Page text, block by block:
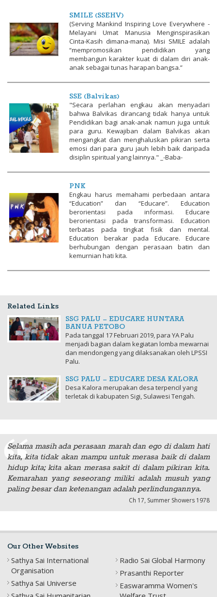
SMILE (SSEHV)
(Serving Mankind Inspiring Love Everywhere -
Melayani Umat Manusia Menginspirasikan
Cinta-Kasih dimana-mana). Misi SMILE adalah
“mempromosikan pendidikan yang
membangun karakter kuat di dalam diri anak-
anak sebagai tunas harapan bangsa.”
SSE (Balvikas)
"Secara perlahan engkau akan menyadari
bahwa Balvikas dirancang tidak hanya untuk
Pendidikan bagi anak-anak namun juga untuk
para guru. Kewajiban dalam Balvikas akan
mengangkat dan menghaluskan pikiran serta
emosi dari para guru jauh lebih baik daripada
disiplin spiritual yang lainnya." _-Baba-
PNK
Engkau harus memahami perbedaan antara
“Education” dan “Educare”. Education
berorientasi pada informasi. Educare
berorientasi pada transformasi. Education
terbatas pada tingkat fisik dan mental.
Education berakar pada Educare. Educare
berhubungan dengan perasaan batin dan
kemurnian hati kita.
Related Links
SSG PALU – EDUCARE HUNTARA
BANUA PETOBO
Pada tanggal 17 Februari 2019, para YA Palu
menjadi bagian dalam kegiatan lomba mewarnai
dan mendongeng yang dilaksanakan oleh LPSSI
Palu.
SSG PALU – EDUCARE DESA KALORA
Desa Kalora merupakan desa terpencil yang
terletak di kabupaten Sigi, Sulawesi Tengah.
Selama masih ada perasaan marah dan ego di dalam hati
kita, kita tidak akan mampu untuk merasa baik di dalam
hidup kita; kita akan merasa sakit di dalam pikiran kita.
Kemarahan yang seseorang miliki adalah musuh yang
paling besar dan ketenangan adalah perlindungannya.
Ch 17, Summer Showers 1978
Our Other Websites
Sathya Sai International
Organisation
Sathya Sai Universe
Radio Sai Global Harmony
Prasanthi Reporter
Easwaramma Women's